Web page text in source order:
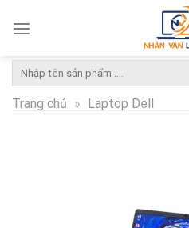
Tìm
kiếm:
Trang chủ » Laptop Dell